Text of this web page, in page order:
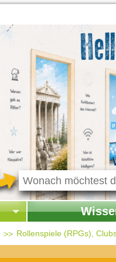
Startseite Wissen
Rollenspiele (RPGs),